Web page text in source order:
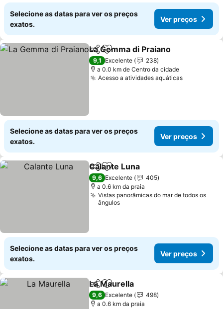
Selecione as datas para ver os preços
exatos.
Ver preços
PartilharAdicionar aos favoritos
La Gemma di Praiano
9,1 Excelente
238
a 0.0 km de Centro da cidade
Acesso a atividades aquáticasVer preços
Selecione as datas para ver os preços
exatos.
Ver preços
PartilharAdicionar aos favoritos
Calante Luna
9,6 Excelente
405
a 0.6 km da praia
Vistas panorâmicas do mar de todos os
ângulos
Selecione as datas para ver os preços
exatos.
Ver preços
PartilharAdicionar aos favoritos
La Maurella
9,6 Excelente
498
a 0.6 km da praia